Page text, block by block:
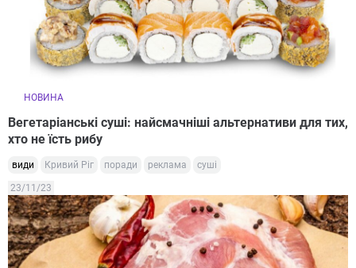
НОВИНА
Вегетаріанські суші: найсмачніші альтернативи для тих,
хто не їсть рибу
види Кривий Ріг поради реклама суші
23/11/23